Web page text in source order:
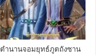
ตำนานจอมยุทธ์ภูตถังซาน